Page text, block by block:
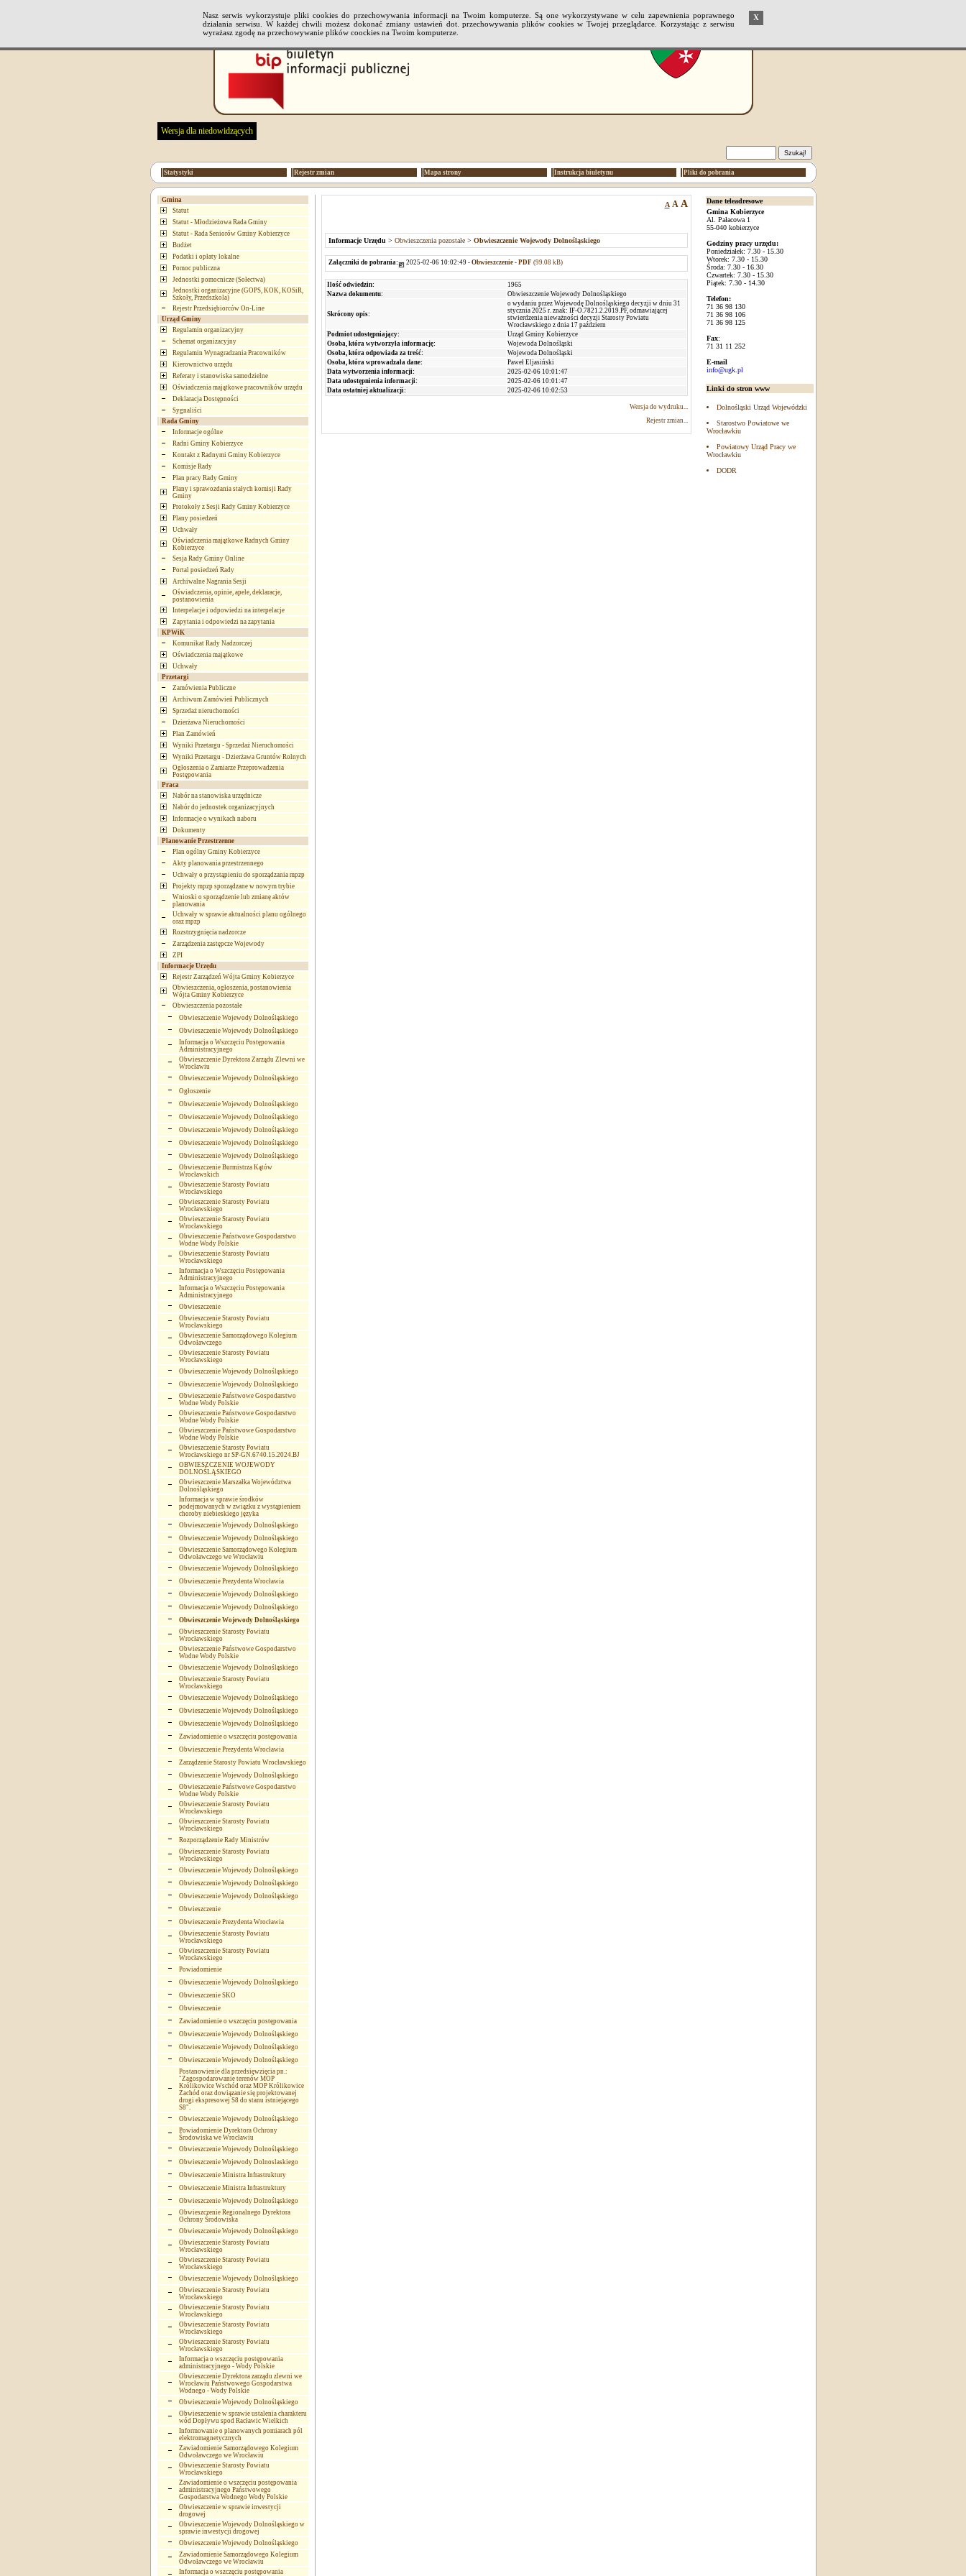
Nasz serwis wykorzystuje pliki cookies do przechowywania informacji na Twoim komputerze. Są one wykorzystywane w celu zapewnienia poprawnego
działania serwisu. W każdej chwili możesz dokonać zmiany ustawień dot. przechowywania plików cookies w Twojej przeglądarce. Korzystając z serwisu
wyrażasz zgodę na przechowywanie plików coockies na Twoim komputerze.
X
Wersja dla niedowidzących
Statystyki Rejestr zmian Mapa strony Instrukcja biuletynu Pliki do pobrania
Gmina
Statut
Statut - Młodzieżowa Rada Gminy
Statut - Rada Seniorów Gminy Kobierzyce
Budżet
Podatki i opłaty lokalne
Pomoc publiczna
Jednostki pomocnicze (Sołectwa)
Jednostki organizacyjne (GOPS, KOK, KOSiR,
Szkoły, Przedszkola)
Rejestr Przedsiębiorców On-Line
Urząd Gminy
Regulamin organizacyjny
Schemat organizacyjny
Regulamin Wynagradzania Pracowników
Kierownictwo urzędu
Referaty i stanowiska samodzielne
Oświadczenia majątkowe pracowników urzędu
Deklaracja Dostępności
Sygnaliści
Rada Gminy
Informacje ogólne
Radni Gminy Kobierzyce
Kontakt z Radnymi Gminy Kobierzyce
Komisje Rady
Plan pracy Rady Gminy
Plany i sprawozdania stałych komisji Rady
Gminy
Protokoły z Sesji Rady Gminy Kobierzyce
Plany posiedzeń
Uchwały
Oświadczenia majątkowe Radnych Gminy
Kobierzyce
Sesja Rady Gminy Online
Portal posiedzeń Rady
Archiwalne Nagrania Sesji
Oświadczenia, opinie, apele, deklaracje,
postanowienia
Interpelacje i odpowiedzi na interpelacje
Zapytania i odpowiedzi na zapytania
KPWiK
Komunikat Rady Nadzorczej
Oświadczenia majątkowe
Uchwały
Przetargi
Zamówienia Publiczne
Archiwum Zamówień Publicznych
Sprzedaż nieruchomości
Dzierżawa Nieruchomości
Plan Zamówień
Wyniki Przetargu - Sprzedaż Nieruchomości
Wyniki Przetargu - Dzierżawa Gruntów Rolnych
Ogłoszenia o Zamiarze Przeprowadzenia
Postępowania
Praca
Nabór na stanowiska urzędnicze
Nabór do jednostek organizacyjnych
Informacje o wynikach naboru
Dokumenty
Planowanie Przestrzenne
Plan ogólny Gminy Kobierzyce
Akty planowania przestrzennego
Uchwały o przystąpieniu do sporządzania mpzp
Projekty mpzp sporządzane w nowym trybie
Wnioski o sporządzenie lub zmianę aktów
planowania
Uchwały w sprawie aktualności planu ogólnego
oraz mpzp
Rozstrzygnięcia nadzorcze
Zarządzenia zastępcze Wojewody
ZPI
Informacje Urzędu
Rejestr Zarządzeń Wójta Gminy Kobierzyce
Obwieszczenia, ogłoszenia, postanowienia
Wójta Gminy Kobierzyce
Obwieszczenia pozostałe
Obwieszczenie Wojewody Dolnośląskiego
Obwieszczenie Wojewody Dolnośląskiego
Informacja o Wszczęciu Postępowania
Administracyjnego
Obwieszczenie Dyrektora Zarządu Zlewni we
Wrocławiu
Obwieszczenie Wojewody Dolnośląskiego
Ogłoszenie
Obwieszczenie Wojewody Dolnośląskiego
Obwieszczenie Wojewody Dolnośląskiego
Obwieszczenie Wojewody Dolnośląskiego
Obwieszczenie Wojewody Dolnośląskiego
Obwieszczenie Wojewody Dolnośląskiego
Obwieszczenie Burmistrza Kątów
Wrocławskich
Obwieszczenie Starosty Powiatu
Wrocławskiego
Obwieszczenie Starosty Powiatu
Wrocławskiego
Obwieszczenie Starosty Powiatu
Wrocławskiego
Obwieszczenie Państwowe Gospodarstwo
Wodne Wody Polskie
Obwieszczenie Starosty Powiatu
Wrocławskiego
Informacja o Wszczęciu Postępowania
Administracyjnego
Informacja o Wszczęciu Postępowania
Administracyjnego
Obwieszczenie
Obwieszczenie Starosty Powiatu
Wrocławskiego
Obwieszczenie Samorządowego Kolegium
Odwoławczego
Obwieszczenie Starosty Powiatu
Wrocławskiego
Obwieszczenie Wojewody Dolnośląskiego
Obwieszczenie Wojewody Dolnośląskiego
Obwieszczenie Państwowe Gospodarstwo
Wodne Wody Polskie
Obwieszczenie Państwowe Gospodarstwo
Wodne Wody Polskie
Obwieszczenie Państwowe Gospodarstwo
Wodne Wody Polskie
Obwieszczenie Starosty Powiatu
Wrocławskiego nr SP-GN.6740.15.2024.BJ
OBWIESZCZENIE WOJEWODY
DOLNOŚLĄSKIEGO
Obwieszczenie Marszałka Województwa
Dolnośląskiego
Informacja w sprawie środków
podejmowanych w związku z wystąpieniem
choroby niebieskiego języka
Obwieszczenie Wojewody Dolnośląskiego
Obwieszczenie Wojewody Dolnośląskiego
Obwieszczenie Samorządowego Kolegium
Odwoławczego we Wrocławiu
Obwieszczenie Wojewody Dolnośląskiego
Obwieszczenie Prezydenta Wrocławia
Obwieszczenie Wojewody Dolnośląskiego
Obwieszczenie Wojewody Dolnośląskiego
Obwieszczenie Wojewody Dolnośląskiego
Obwieszczenie Starosty Powiatu
Wrocławskiego
Obwieszczenie Państwowe Gospodarstwo
Wodne Wody Polskie
Obwieszczenie Wojewody Dolnośląskiego
Obwieszczenie Starosty Powiatu
Wrocławskiego
Obwieszczenie Wojewody Dolnośląskiego
Obwieszczenie Wojewody Dolnośląskiego
Obwieszczenie Wojewody Dolnośląskiego
Zawiadomienie o wszczęciu postępowania
Obwieszczenie Prezydenta Wrocławia
Zarządzenie Starosty Powiatu Wrocławskiego
Obwieszczenie Wojewody Dolnośląskiego
Obwieszczenie Państwowe Gospodarstwo
Wodne Wody Polskie
Obwieszczenie Starosty Powiatu
Wrocławskiego
Obwieszczenie Starosty Powiatu
Wrocławskiego
Rozporządzenie Rady Ministrów
Obwieszczenie Starosty Powiatu
Wrocławskiego
Obwieszczenie Wojewody Dolnośląskiego
Obwieszczenie Wojewody Dolnośląskiego
Obwieszczenie Wojewody Dolnośląskiego
Obwieszczenie
Obwieszczenie Prezydenta Wrocławia
Obwieszczenie Starosty Powiatu
Wrocławskiego
Obwieszczenie Starosty Powiatu
Wrocławskiego
Powiadomienie
Obwieszczenie Wojewody Dolnośląskiego
Obwieszczenie SKO
Obwieszczenie
Zawiadomienie o wszczęciu postępowania
Obwieszczenie Wojewody Dolnośląskiego
Obwieszczenie Wojewody Dolnośląskiego
Obwieszczenie Wojewody Dolnośląskiego
Postanowienie dla przedsięwzięcia pn.:
"Zagospodarowanie terenów MOP
Królikowice Wschód oraz MOP Królikowice
Zachód oraz dowiązanie się projektowanej
drogi ekspresowej S8 do stanu istniejącego
S8".
Obwieszczenie Wojewody Dolnośląskiego
Powiadomienie Dyrektora Ochrony
Środowiska we Wrocławiu
Obwieszczenie Wojewody Dolnośląskiego
Obwieszczenie Wojewody Dolnoslaskiego
Obwieszczenie Ministra Infrastruktury
Obwieszczenie Ministra Infrastruktury
Obwieszczenie Wojewody Dolnośląskiego
Obwieszczenie Regionalnego Dyrektora
Ochrony Środowiska
Obwieszczenie Wojewody Dolnośląskiego
Obwieszczenie Starosty Powiatu
Wrocławskiego
Obwieszczenie Starosty Powiatu
Wrocławskiego
Obwieszczenie Wojewody Dolnośląskiego
Obwieszczenie Starosty Powiatu
Wrocławskiego
Obwieszczenie Starosty Powiatu
Wrocławskiego
Obwieszczenie Starosty Powiatu
Wrocławskiego
Obwieszczenie Starosty Powiatu
Wrocławskiego
Informacja o wszczęciu postępowania
administracyjnego - Wody Polskie
Obwieszczenie Dyrektora zarządu zlewni we
Wrocławiu Państwowego Gospodarstwa
Wodnego - Wody Polskie
Obwieszczenie Wojewody Dolnośląskiego
Obwieszczenie w sprawie ustalenia charakteru
wód Dopływu spod Racławic Wielkich
Informowanie o planowanych pomiarach pól
elektromagnetycznych
Zawiadomienie Samorządowego Kolegium
Odwoławczego we Wrocławiu
Obwieszczenie Starosty Powiatu
Wrocławskiego
Zawiadomienie o wszczęciu postępowania
administracyjnego Państwowego
Gospodarstwa Wodnego Wody Polskie
Obwieszczenie w sprawie inwestycji
drogowej
Obwieszczenie Wojewody Dolnośląskiego w
sprawie inwestycji drogowej
Obwieszczenie Wojewody Dolnośląskiego
Zawiadomienie Samorządowego Kolegium
Odwoławczego we Wrocławiu
Informacja o wszczęciu postępowania
A A A
Informacje Urzędu > Obwieszczenia pozostałe> Obwieszczenie Wojewody Dolnośląskiego
Załączniki do pobrania: 2025-02-06 10:02:49 - Obwieszczenie - PDF (99.08 kB)
Ilość odwiedzin:
1965
Nazwa dokumentu:
Obwieszczenie Wojewody Dolnośląskiego
Skrócony opis:
o wydaniu przez Wojewodę Dolnośląskiego decyzji w dniu 31
stycznia 2025 r. znak: IF-O.7821.2.2019.PF, odmawiającej
stwierdzenia nieważności decyzji Starosty Powiatu
Wrocławskiego z dnia 17 październ
Podmiot udostępniający:
Urząd Gminy Kobierzyce
Osoba, która wytworzyła informację:
Wojewoda Dolnośląski
Osoba, która odpowiada za treść:
Wojewoda Dolnośląski
Osoba, która wprowadzała dane:
Paweł Eljasiński
Data wytworzenia informacji:
2025-02-06 10:01:47
Data udostępnienia informacji:
2025-02-06 10:01:47
Data ostatniej aktualizacji:
2025-02-06 10:02:53
Wersja do wydruku...
Rejestr zmian...
Dane teleadresowe
Gmina Kobierzyce
Al. Pałacowa 1
55-040 kobierzyce
Godziny pracy urzędu:
Poniedziałek: 7.30 - 15.30
Wtorek: 7.30 - 15.30
Środa: 7.30 - 16.30
Czwartek: 7.30 - 15.30
Piątek: 7.30 - 14.30
Telefon:
71 36 98 130
71 36 98 106
71 36 98 125
Fax:
71 31 11 252
E-mail
info@ugk.pl
Linki do stron www
Dolnośląski Urząd Wojewódzki
Starostwo Powiatowe we
Wrocławkiu
Powiatowy Urząd Pracy we
Wrocławkiu
DODR